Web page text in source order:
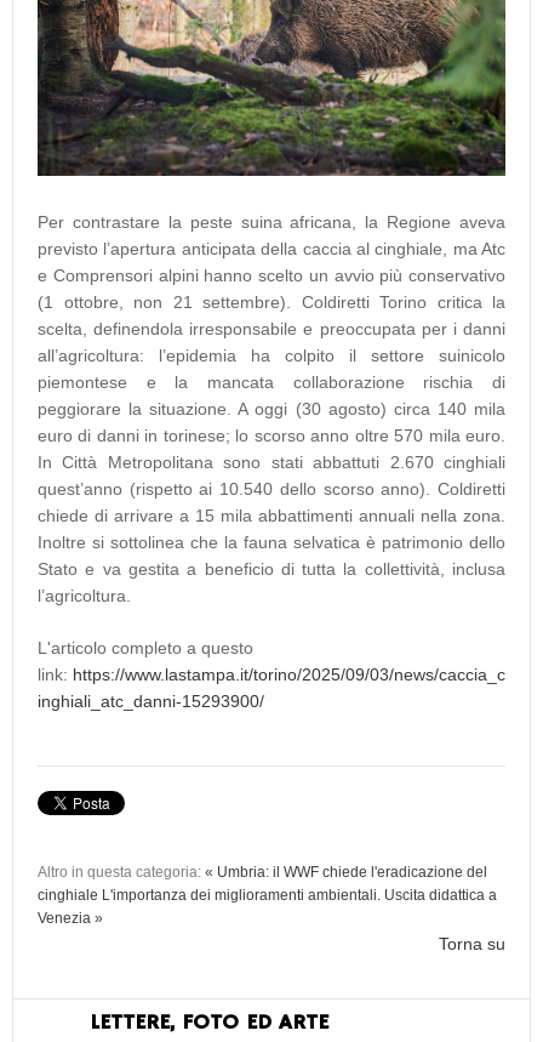
Per contrastare la peste suina africana, la Regione aveva
previsto l’apertura anticipata della caccia al cinghiale, ma Atc
e Comprensori alpini hanno scelto un avvio più conservativo
(1 ottobre, non 21 settembre). Coldiretti Torino critica la
scelta, definendola irresponsabile e preoccupata per i danni
all’agricoltura: l’epidemia ha colpito il settore suinicolo
piemontese e la mancata collaborazione rischia di
peggiorare la situazione. A oggi (30 agosto) circa 140 mila
euro di danni in torinese; lo scorso anno oltre 570 mila euro.
In Città Metropolitana sono stati abbattuti 2.670 cinghiali
quest’anno (rispetto ai 10.540 dello scorso anno). Coldiretti
chiede di arrivare a 15 mila abbattimenti annuali nella zona.
Inoltre si sottolinea che la fauna selvatica è patrimonio dello
Stato e va gestita a beneficio di tutta la collettività, inclusa
l’agricoltura.
L'articolo completo a questo
link: https://www.lastampa.it/torino/2025/09/03/news/caccia_c
inghiali_atc_danni-15293900/
Altro in questa categoria: « Umbria: il WWF chiede l'eradicazione del
cinghiale L'importanza dei miglioramenti ambientali. Uscita didattica a
Venezia »
Torna su
LETTERE, FOTO ED ARTE